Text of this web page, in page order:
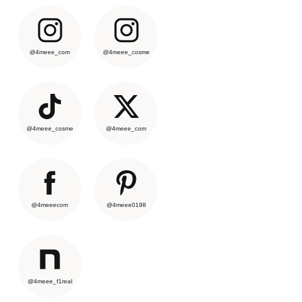
@4meee_com @4meee_cosme
@4meee_cosme @4meee_com
@4meeecom @4meee0198
@4meee_f1real